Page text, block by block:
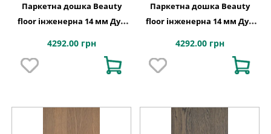
Паркетна дошка Beauty
floor інженерна 14 мм Дуб
4292.00 грн
Паркетна дошка Beauty
floor інженерна 14 мм Дуб
4292.00 грн